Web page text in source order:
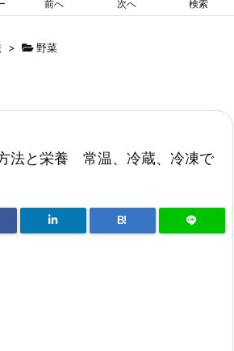
前へ 次へ 検索
> 野菜
法と栄養 常温、冷蔵、冷凍で
B!